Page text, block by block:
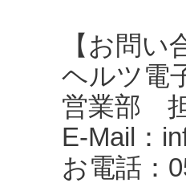
【お問い
ヘルツ電
営業部
E-Mail：
お電話：